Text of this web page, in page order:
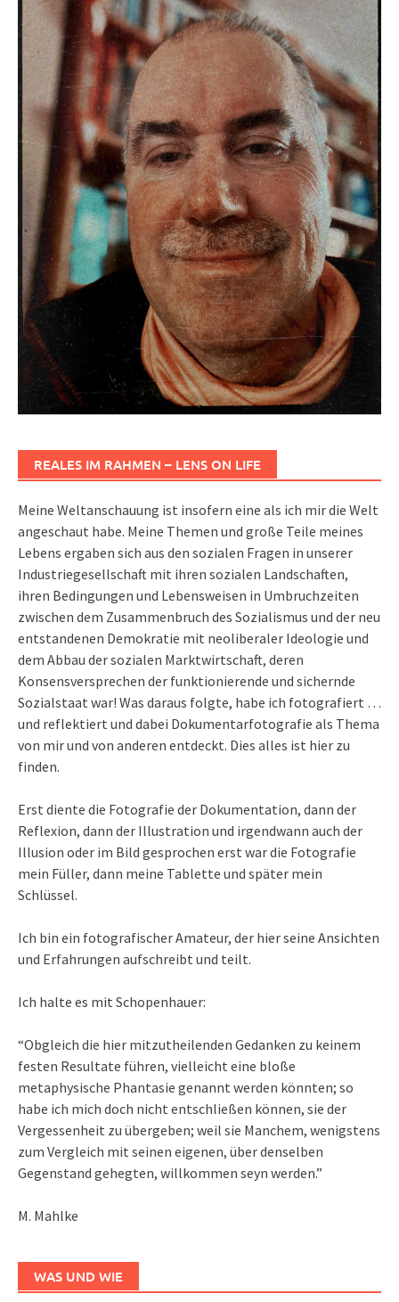
REALES IM RAHMEN – LENS ON LIFE
Meine Weltanschauung ist insofern eine als ich mir die Welt
angeschaut habe. Meine Themen und große Teile meines
Lebens ergaben sich aus den sozialen Fragen in unserer
Industriegesellschaft mit ihren sozialen Landschaften,
ihren Bedingungen und Lebensweisen in Umbruchzeiten
zwischen dem Zusammenbruch des Sozialismus und der neu
entstandenen Demokratie mit neoliberaler Ideologie und
dem Abbau der sozialen Marktwirtschaft, deren
Konsensversprechen der funktionierende und sichernde
Sozialstaat war! Was daraus folgte, habe ich fotografiert …
und reflektiert und dabei Dokumentarfotografie als Thema
von mir und von anderen entdeckt. Dies alles ist hier zu
finden.
Erst diente die Fotografie der Dokumentation, dann der
Reflexion, dann der Illustration und irgendwann auch der
Illusion oder im Bild gesprochen erst war die Fotografie
mein Füller, dann meine Tablette und später mein
Schlüssel.
Ich bin ein fotografischer Amateur, der hier seine Ansichten
und Erfahrungen aufschreibt und teilt.
Ich halte es mit Schopenhauer:
“Obgleich die hier mitzutheilenden Gedanken zu keinem
festen Resultate führen, vielleicht eine bloße
metaphysische Phantasie genannt werden könnten; so
habe ich mich doch nicht entschließen können, sie der
Vergessenheit zu übergeben; weil sie Manchem, wenigstens
zum Vergleich mit seinen eigenen, über denselben
Gegenstand gehegten, willkommen seyn werden.”
M. Mahlke
WAS UND WIE